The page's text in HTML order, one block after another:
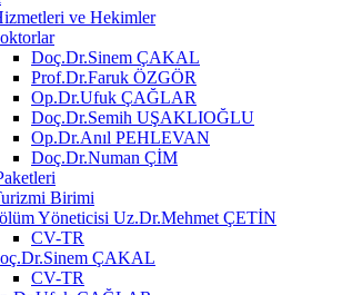
ve Hekimler
Doç.Dr.Sinem ÇAKAL
Prof.Dr.Faruk ÖZGÖR
Op.Dr.Ufuk ÇAĞLAR
Doç.Dr.Semih UŞAKLIOĞLU
Op.Dr.Anıl PEHLEVAN
Doç.Dr.Numan ÇİM
Birimi
Yöneticisi Uz.Dr.Mehmet ÇETİN
CV-TR
ÇAKAL
CV-TR